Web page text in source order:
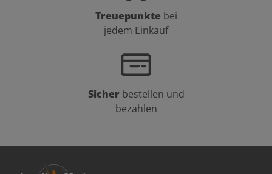
Treuepunkte bei
jedem Einkauf
Sicher bestellen und
bezahlen